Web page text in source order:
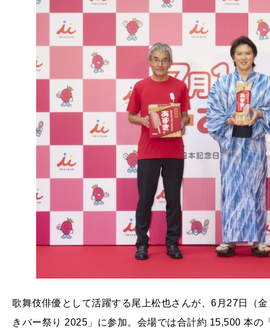
歌舞伎俳優として活躍する尾上松也さんが、6⽉27⽇（
きバー祭り 2025」に参加。会場では合計約 15,500 本